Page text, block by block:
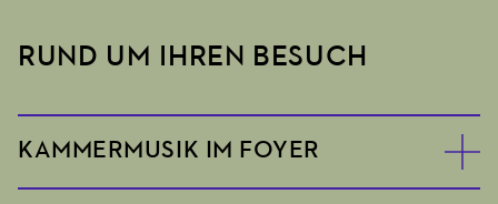
RUND UM IHREN BESUCH
KAMMERMUSIK IM FOYER